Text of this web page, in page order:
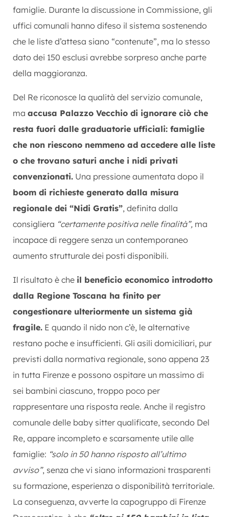
famiglie. Durante la discussione in Commissione, gli
uffici comunali hanno difeso il sistema sostenendo
che le liste d’attesa siano “contenute”, ma lo stesso
dato dei 150 esclusi avrebbe sorpreso anche parte
della maggioranza.
Del Re riconosce la qualità del servizio comunale,
ma accusa Palazzo Vecchio di ignorare ciò che
resta fuori dalle graduatorie ufficiali: famiglie
che non riescono nemmeno ad accedere alle liste
o che trovano saturi anche i nidi privati
convenzionati. Una pressione aumentata dopo il
boom di richieste generato dalla misura
regionale dei “Nidi Gratis”, definita dalla
consigliera “certamente positiva nelle finalità”, ma
incapace di reggere senza un contemporaneo
aumento strutturale dei posti disponibili.
Il risultato è che il beneficio economico introdotto
dalla Regione Toscana ha finito per
congestionare ulteriormente un sistema già
fragile. E quando il nido non c’è, le alternative
restano poche e insufficienti. Gli asili domiciliari, pur
previsti dalla normativa regionale, sono appena 23
in tutta Firenze e possono ospitare un massimo di
sei bambini ciascuno, troppo poco per
rappresentare una risposta reale. Anche il registro
comunale delle baby sitter qualificate, secondo Del
Re, appare incompleto e scarsamente utile alle
famiglie: “solo in 50 hanno risposto all’ultimo
avviso”, senza che vi siano informazioni trasparenti
su formazione, esperienza o disponibilità territoriale.
La conseguenza, avverte la capogruppo di Firenze